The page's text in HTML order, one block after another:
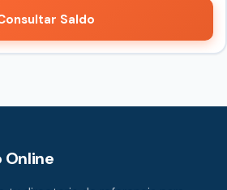
Saldo
Online